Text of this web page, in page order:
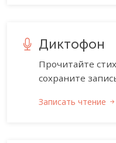
Диктофон
Прочитайте
сохраните
Записать чтение